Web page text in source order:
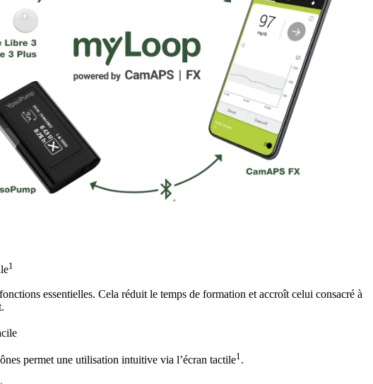
1
essentielles. Cela réduit le temps de formation et accroît celui consacré à
permet une utilisation intuitive via l’écran tactile1 .